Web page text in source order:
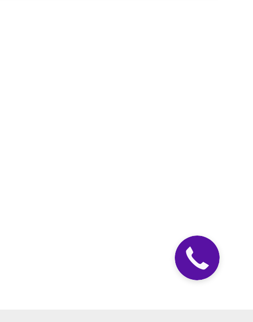
Закажите
звонок